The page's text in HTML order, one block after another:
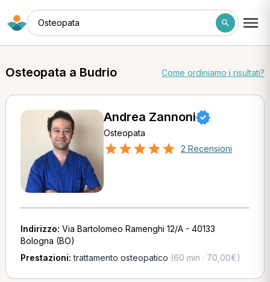
Osteopata
Osteopata a Budrio Come ordiniamo i risultati?
Andrea Zannoni
Osteopata
2 Recensioni
Indirizzo: Via Bartolomeo Ramenghi 12/A - 40133
Bologna (BO)
Prestazioni:trattamento osteopatico (60 min · 70,00€)